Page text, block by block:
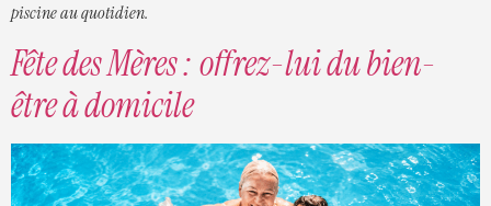
piscine au quotidien.
Fête des Mères : offrez-lui du bien-
être à domicile